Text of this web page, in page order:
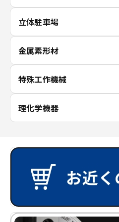
立体駐車場
金属素形材
特殊工作機械
理化学機器